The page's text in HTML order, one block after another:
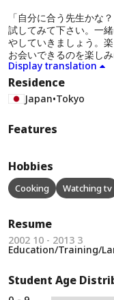
「自分に合う先生かな
試してみて下さい。一
やしていきましょう。
お会いできるのを楽し
Display translation
Residence
Japan•Tokyo
Features
Hobbies
Cooking Watching tv
Resume
2002 10 - 2013 3
Education/Training/
Student Age